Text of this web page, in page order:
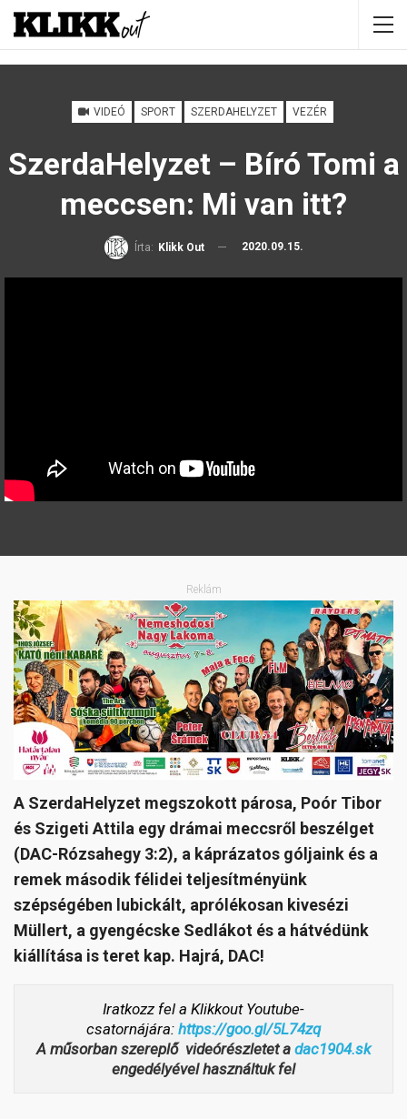
VIDEÓ SPORT SZERDAHELYZET VEZÉR
SzerdaHelyzet – Bíró Tomi a
meccsen: Mi van itt?
Írta: Klikk Out 2020.09.15.
Reklám
A SzerdaHelyzet megszokott párosa, Poór Tibor
és Szigeti Attila egy drámai meccsről beszélget
(DAC-Rózsahegy 3:2), a káprázatos góljaink és a
remek második félidei teljesítményünk
szépségében lubickált, aprólékosan kivesézi
Müllert, a gyengécske Sedlákot és a hátvédünk
kiállítása is teret kap. Hajrá, DAC!
Iratkozz fel a Klikkout Youtube-
csatornájára: https://goo.gl/5L74zq
A műsorban szereplő videórészletet a dac1904.sk
engedélyével használtuk fel